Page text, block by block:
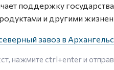
поддержку
и другими
завоз в
нажмите ctrl+enterи